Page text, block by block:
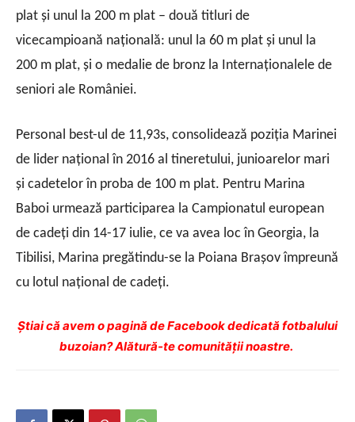
plat și unul la 200 m plat – două titluri de
vicecampioană națională: unul la 60 m plat și unul la
200 m plat, și o medalie de bronz la Internaționalele de
seniori ale României.
Personal best-ul de 11,93s, consolidează poziția Marinei
de lider național în 2016 al tineretului, junioarelor mari
și cadetelor în proba de 100 m plat. Pentru Marina
Baboi urmează participarea la Campionatul european
de cadeți din 14-17 iulie, ce va avea loc în Georgia, la
Tibilisi, Marina pregătindu-se la Poiana Brașov împreună
cu lotul național de cadeți.
Ştiai că avem o pagină de Facebook dedicată fotbalului
buzoian? Alătură-te comunității noastre.